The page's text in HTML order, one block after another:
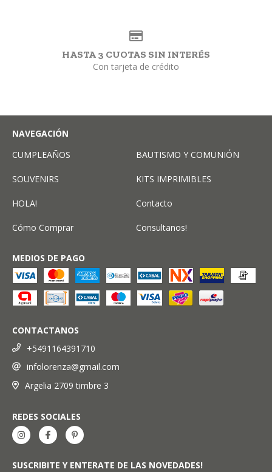
HASTA 3 CUOTAS SIN INTERÉS
Con tarjeta de crédito
NAVEGACIÓN
CUMPLEAÑOS
BAUTISMO Y COMUNIÓN
SOUVENIRS KITS IMPRIMIBLES
HOLA! Contacto
Cómo Comprar Consultanos!
MEDIOS DE PAGO
CONTACTANOS
+5491164391710
infolorenza@gmail.com
Argelia 2709 timbre 3
REDES SOCIALES
SUSCRIBITE Y ENTERATE DE LAS NOVEDADES!